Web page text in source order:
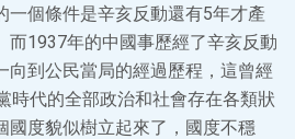
一個條件是辛亥反動還有5年才產
而1937年的中國事歷經了辛亥反動
向到公民當局的經過歷程，這曾經
時代的全部政治和社會存在各類狀
國度貌似樹立起來了，國度不穩